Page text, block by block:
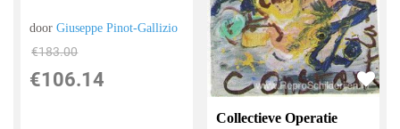
doorGiuseppe Pinot-Gallizio
€183.00
€106.14
Collectieve Operatie